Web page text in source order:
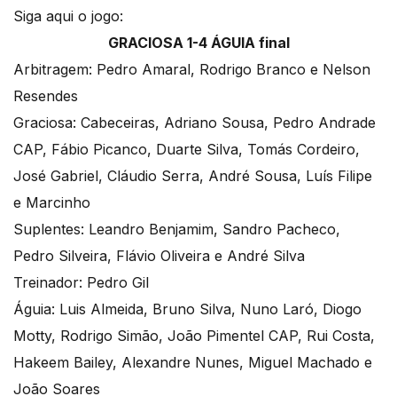
Siga aqui o jogo:
GRACIOSA 1-4 ÁGUIA final
Arbitragem: Pedro Amaral, Rodrigo Branco e Nelson
Resendes
Graciosa: Cabeceiras, Adriano Sousa, Pedro Andrade
CAP, Fábio Picanco, Duarte Silva, Tomás Cordeiro,
José Gabriel, Cláudio Serra, André Sousa, Luís Filipe
e Marcinho
Suplentes: Leandro Benjamim, Sandro Pacheco,
Pedro Silveira, Flávio Oliveira e André Silva
Treinador: Pedro Gil
Águia: Luis Almeida, Bruno Silva, Nuno Laró, Diogo
Motty, Rodrigo Simão, João Pimentel CAP, Rui Costa,
Hakeem Bailey, Alexandre Nunes, Miguel Machado e
João Soares